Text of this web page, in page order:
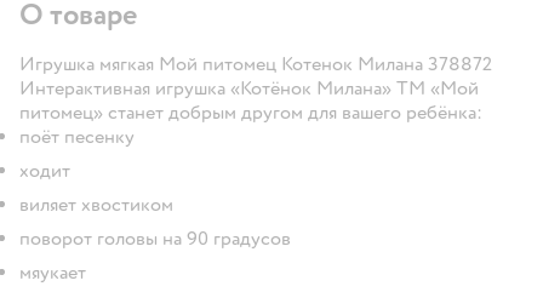
О товаре
Игрушка мягкая Мой питомец Котенок Милана 378872
Интерактивная игрушка «Котёнок Милана» ТМ «Мой
питомец» станет добрым другом для вашего ребёнка:
поёт песенку
ходит
виляет хвостиком
поворот головы на 90 градусов
мяукает